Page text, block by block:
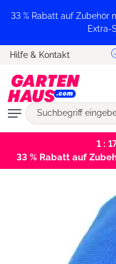
springen
33 % Rabatt auf Zubehör
Extra-
Hilfe & Kontakt
1 :
33 % Rabatt auf